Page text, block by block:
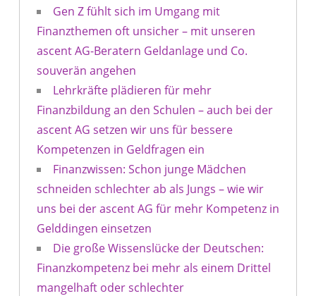
Gen Z fühlt sich im Umgang mit
Finanzthemen oft unsicher – mit unseren
ascent AG-Beratern Geldanlage und Co.
souverän angehen
Lehrkräfte plädieren für mehr
Finanzbildung an den Schulen – auch bei der
ascent AG setzen wir uns für bessere
Kompetenzen in Geldfragen ein
Finanzwissen: Schon junge Mädchen
schneiden schlechter ab als Jungs – wie wir
uns bei der ascent AG für mehr Kompetenz in
Gelddingen einsetzen
Die große Wissenslücke der Deutschen:
Finanzkompetenz bei mehr als einem Drittel
mangelhaft oder schlechter